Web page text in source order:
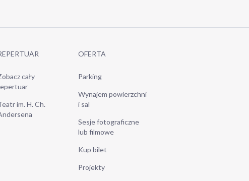
cały
im. H. Ch.
OFERTA
Parking
Wynajem powierzchni
i sal
Sesje fotograficzne
lub filmowe
Kup bilet
Projekty